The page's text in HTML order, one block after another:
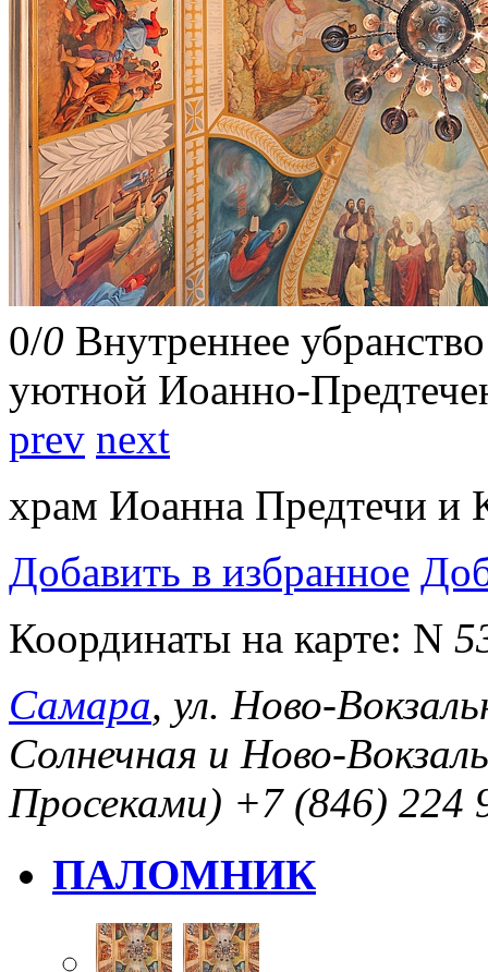
0/0 Внутреннее
уютной Иоанно-
prev next
храм Иоанна Предтечи и
Добавить в избранное
Координаты на карте: N
Самара, ул. Ново-
Солнечная и Ново-
Просеками) +7 (846) 224
ПАЛОМНИК